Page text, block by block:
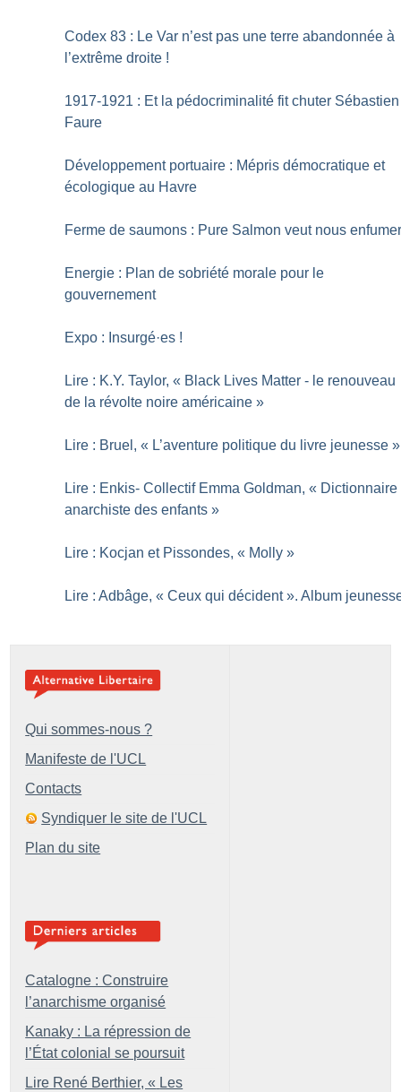
Codex 83 : Le Var n’est pas une terre abandonnée à
l’extrême droite !
1917-1921 : Et la pédocriminalité fit chuter Sébastien
Faure
Développement portuaire : Mépris démocratique et
écologique au Havre
Ferme de saumons : Pure Salmon veut nous
Energie : Plan de sobriété morale pour le
gouvernement
Expo : Insurgé·es !
Lire : K.Y. Taylor, « Black Lives Matter - le renouveau
de la révolte noire américaine »
Lire : Bruel, « L’aventure politique du livre jeunesse »
Lire : Enkis- Collectif Emma Goldman, « Dictionnaire
anarchiste des enfants »
Lire : Kocjan et Pissondes, « Molly »
Lire : Adbâge, « Ceux qui décident ». Album
Qui sommes-nous ?
Manifeste de l'UCL
Contacts
Syndiquer le site de l'UCL
Plan du site
Catalogne : Construire
l’anarchisme organisé
Kanaky : La répression de
l’État colonial se poursuit
Lire René Berthier, « Les